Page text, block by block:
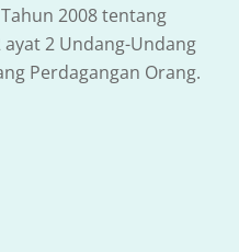
2008 tentang
2 Undang-Undang
Perdagangan Orang.